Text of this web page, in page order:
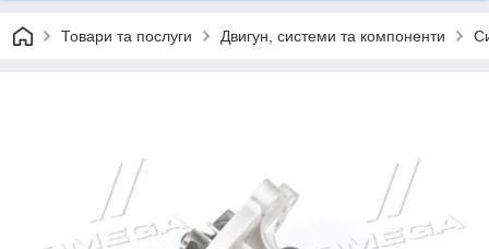
Товари та послуги Двигун, системи та компоненти